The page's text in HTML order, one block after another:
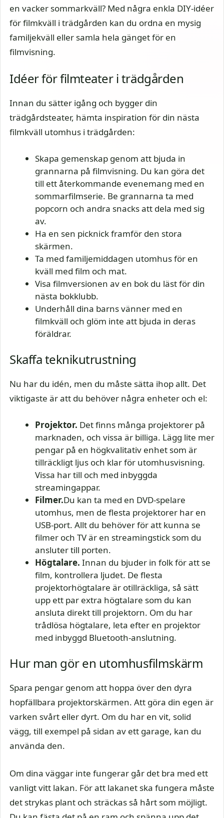
en vacker sommarkväll? Med några enkla DIY-idéer
för filmkväll i trädgården kan du ordna en mysig
familjekväll eller samla hela gänget för en
filmvisning.
Idéer för filmteater i trädgården
Innan du sätter igång och bygger din
trädgårdsteater, hämta inspiration för din nästa
filmkväll utomhus i trädgården:
Skapa gemenskap genom att bjuda in
grannarna på filmvisning. Du kan göra det
till ett återkommande evenemang med en
sommarfilmserie. Be grannarna ta med
popcorn och andra snacks att dela med sig
av.
Ha en sen picknick framför den stora
skärmen.
Ta med familjemiddagen utomhus för en
kväll med film och mat.
Visa filmversionen av en bok du läst för din
nästa bokklubb.
Underhåll dina barns vänner med en
filmkväll och glöm inte att bjuda in deras
föräldrar.
Skaffa teknikutrustning
Nu har du idén, men du måste sätta ihop allt. Det
viktigaste är att du behöver några enheter och el:
Projektor. Det finns många projektorer på
marknaden, och vissa är billiga. Lägg lite mer
pengar på en högkvalitativ enhet som är
tillräckligt ljus och klar för utomhusvisning.
Vissa har till och med inbyggda
streamingappar.
Filmer.Du kan ta med en DVD-spelare
utomhus, men de flesta projektorer har en
USB-port. Allt du behöver för att kunna se
filmer och TV är en streamingstick som du
ansluter till porten.
Högtalare. Innan du bjuder in folk för att se
film, kontrollera ljudet. De flesta
projektorhögtalare är otillräckliga, så sätt
upp ett par extra högtalare som du kan
ansluta direkt till projektorn. Om du har
trådlösa högtalare, leta efter en projektor
med inbyggd Bluetooth-anslutning.
Hur man gör en utomhusfilmskärm
Spara pengar genom att hoppa över den dyra
hopfällbara projektorskärmen. Att göra din egen är
varken svårt eller dyrt. Om du har en vit, solid
vägg, till exempel på sidan av ett garage, kan du
använda den.
Om dina väggar inte fungerar går det bra med ett
vanligt vitt lakan. För att lakanet ska fungera måste
det strykas plant och sträckas så hårt som möjligt.